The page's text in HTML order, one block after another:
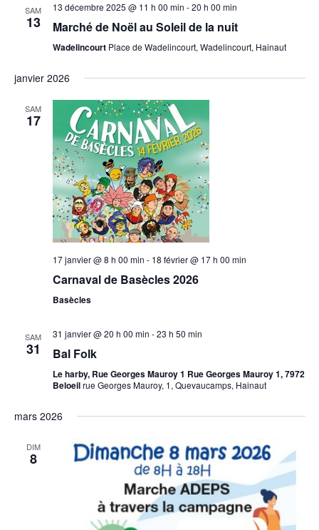
SAM
13
13 décembre 2025 @ 11 h 00 min -20 h 00 min
Marché de Noël au Soleil de la nuit
Wadelincourt Place de Wadelincourt, Wadelincourt, Hainaut
janvier 2026
SAM
17
17 janvier @ 8 h 00 min - 18 février @ 17 h 00 min
Carnaval de Basècles 2026
Basècles
SAM
31
31 janvier @ 20 h 00 min -23 h 50 min
Bal Folk
Le harby, Rue Georges Mauroy 1 Rue Georges Mauroy 1, 7972
Beloeilrue Georges Mauroy, 1, Quevaucamps, Hainaut
mars 2026
DIM
8